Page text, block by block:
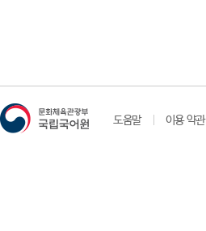
도움말 이용 약관